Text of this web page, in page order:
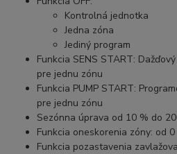
Kontrolná jednotka
Jedna zóna
Jediný program
Funkcia SENS START:
pre jednu zónu
Funkcia PUMP START:
pre jednu zónu
Sezónna úprava od 10 % do
Funkcia oneskorenia zóny: od
Funkcia pozastavenia